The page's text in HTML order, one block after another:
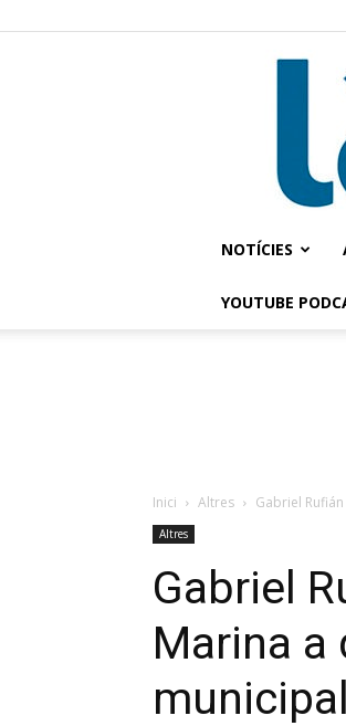
NOTÍCIES
YOUTUBE
Inici Altres Gabriel
Altres
Gabriel
Marina a